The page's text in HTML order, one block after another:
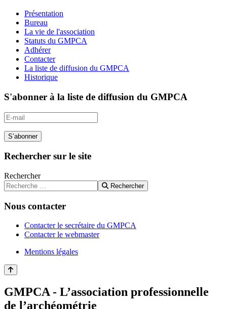
Présentation
Bureau
La vie de l'association
Statuts du GMPCA
Adhérer
Contacter
La liste de diffusion du GMPCA
Historique
S'abonner à la liste de diffusion du GMPCA
S’abonner
Rechercher sur le site
Rechercher
Rechercher
Nous contacter
Contacter le secrétaire du GMPCA
Contacter le webmaster
Mentions légales
GMPCA - L’association professionnelle
de l’archéométrie